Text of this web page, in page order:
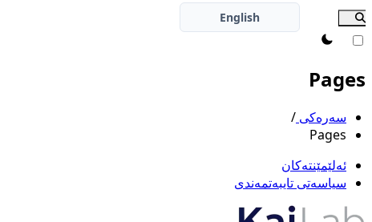
English
theme switcher
Pages
سەرەکی /
Pages
ئەلێمێنتەکان
سیاسەتی تایبەتمەندی